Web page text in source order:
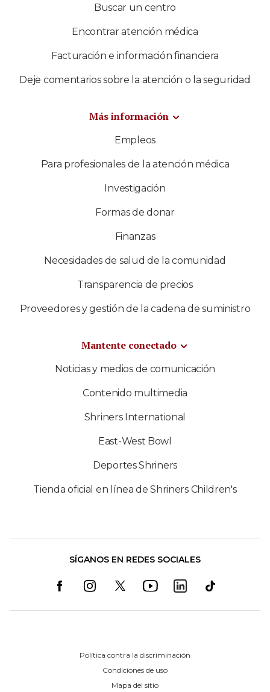
Buscar un centro
Encontrar atención médica
Facturación e información financiera
Deje comentarios sobre la atención o la seguridad
Más información
Empleos
Para profesionales de la atención médica
Investigación
Formas de donar
Finanzas
Necesidades de salud de la comunidad
Transparencia de precios
Proveedores y gestión de la cadena de suministro
Mantente conectado
Noticias y medios de comunicación
Contenido multimedia
Shriners International
East-West Bowl
Deportes Shriners
Tienda oficial en línea de Shriners Children's
SÍGANOS EN REDES SOCIALES
Política contra la discriminación
Condiciones de uso
Mapa del sitio